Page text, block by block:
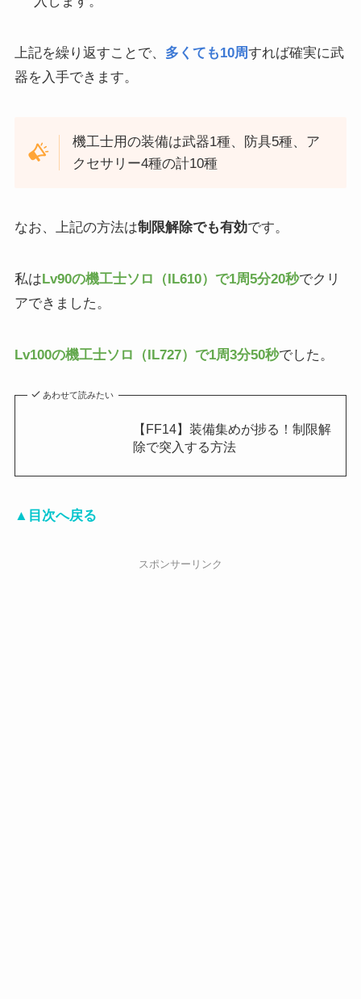
上記を繰り返すことで、 多くても10周すれば確実に武
器を入手できます。
機工士用の装備は武器1種、防具5種、ア
クセサリー4種の計10種
なお、上記の方法は制限解除でも有効です。
私はLv90の機工士ソロ（IL610）で1周5分20秒でクリ
アできました。
Lv100の機工士ソロ（IL727）で1周3分50秒でした。
あわせて読みたい
【FF14】装備集めが捗る！制限解
除で突入する方法
▲目次へ戻る
スポンサーリンク